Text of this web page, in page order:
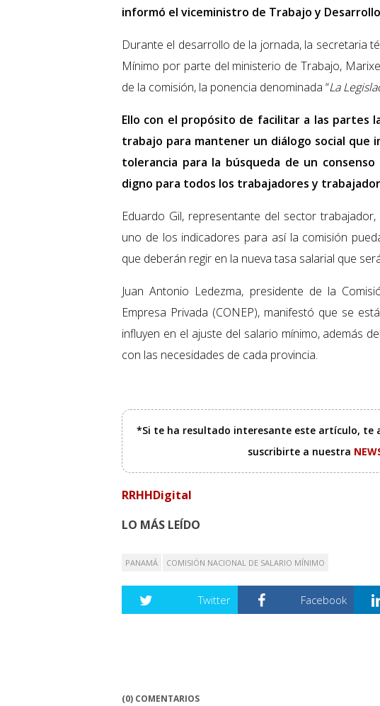
informó el viceministro de Trabajo y
Durante el desarrollo de la jornada, la secretaria
Mínimo por parte del ministerio de Trabajo,
de la comisión, la ponencia denominada “La
Ello con el propósito de facilitar a las partes
trabajo para mantener un diálogo social que
tolerancia para la búsqueda de un
digno para todos los trabajadores y
Eduardo Gil, representante del sector
uno de los indicadores para así la comisión
que deberán regir en la nueva tasa salarial que
Juan Antonio Ledezma, presidente de la
Empresa Privada (CONEP), manifestó que se
influyen en el ajuste del salario mínimo, además
con las necesidades de cada provincia.
*Si te ha resultado interesante este artículo, te
suscribirte a nuestra
RRHHDigital
LO MÁS LEÍDO
PANAMÁ COMISIÓN NACIONAL DE SALARIO MÍNIMO
Twitter Facebook
(0) COMENTARIOS